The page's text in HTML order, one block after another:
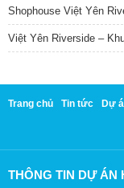
Shophouse Việt Yên
Việt Yên Riverside –
Trang chủ Tin tức Dự
THÔNG TIN DỰ ÁN